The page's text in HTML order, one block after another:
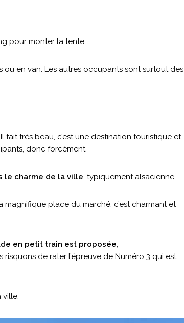
pour monter la tente.
en van. Les autres occupants sont surtout des
fait très beau, c’est une destination touristique et
donc forcément.
le charme de la ville, typiquement alsacienne.
magnifique place du marché, c’est charmant et
en petit train est proposée,
de rater l’épreuve de Numéro 3 qui est
ville.